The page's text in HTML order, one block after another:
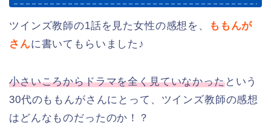
ツインズ教師の1話を見た女性の感想を、
ももんが
さんに書いてもらいました♪
小さいころからドラマを全く見ていなかったという
30代のももんがさんにとって、ツインズ教師の感想
はどんなものだったのか！？